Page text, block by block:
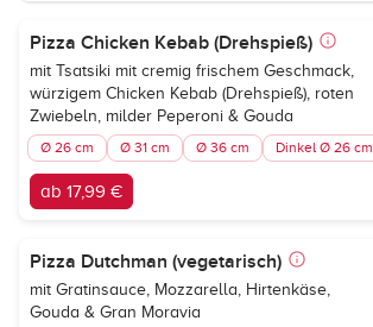
Pizza Chicken Kebab (Drehspieß)
mit Tsatsiki mit cremig frischem Geschmack,
würzigem Chicken Kebab (Drehspieß), roten
Zwiebeln, milder Peperoni & Gouda
Ø 26 cm Ø 31 cm Ø 36 cm Dinkel Ø 26 cm
ab 17,99 €
Pizza Dutchman (vegetarisch)
mit Gratinsauce, Mozzarella, Hirtenkäse,
Gouda & Gran Moravia